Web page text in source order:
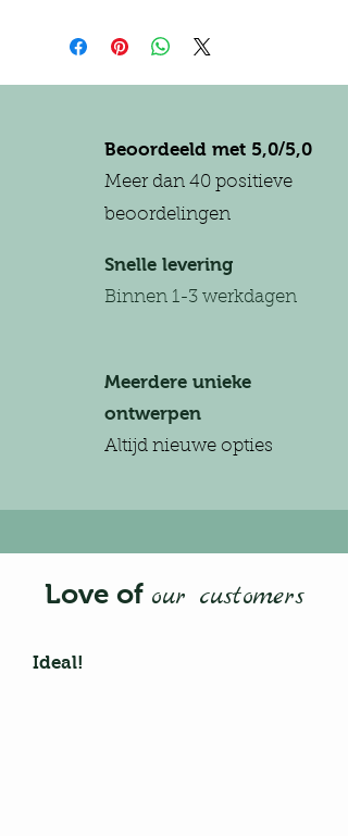
Beoordeeld met 5,0/5,0
Meer dan 40 positieve
beoordelingen
Snelle levering
Binnen 1-3 werkdagen
Meerdere unieke
ontwerpen
Altijd nieuwe opties
Love of our customers
Ideal!